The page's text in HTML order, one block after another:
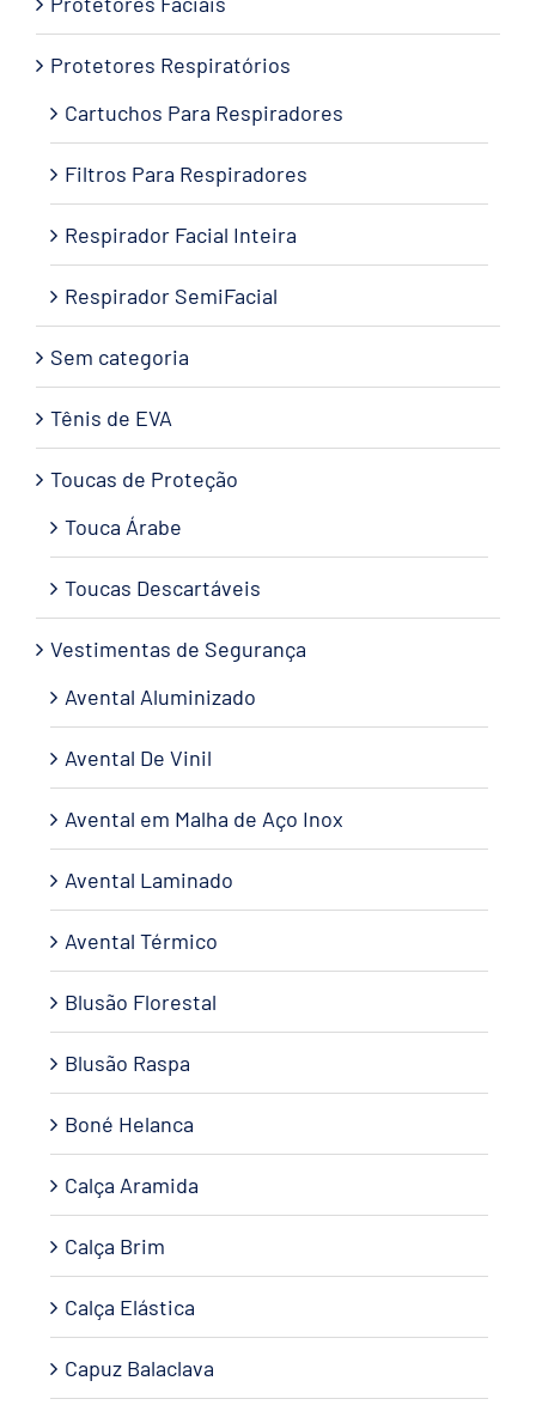
Protetores Respiratórios
Cartuchos Para Respiradores
Filtros Para Respiradores
Respirador Facial Inteira
Respirador SemiFacial
Sem categoria
Tênis de EVA
Toucas de Proteção
Touca Árabe
Toucas Descartáveis
Vestimentas de Segurança
Avental Aluminizado
Avental De Vinil
Avental em Malha de Aço Inox
Avental Laminado
Avental Térmico
Blusão Florestal
Blusão Raspa
Boné Helanca
Calça Aramida
Calça Brim
Calça Elástica
Capuz Balaclava